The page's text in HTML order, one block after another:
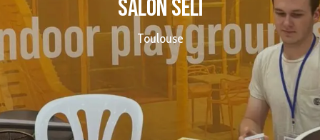
Salon Séli
Toulouse